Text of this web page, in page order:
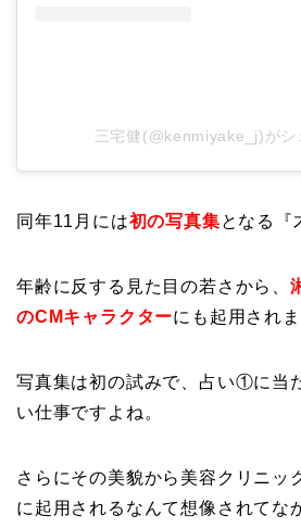
三宅健(@kenmiyake_j)がシ
同年11月には初の写真集となる『
年齢に反する見た目の若さから、
のCMキャラクターにも起用されま
写真集は初の試みで、占い①に当
い仕事ですよね。
さらにその美貌から美容クリニッ
に起用されるなんて想像されてな